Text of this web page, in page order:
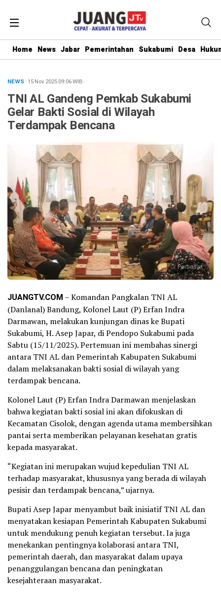
Home News Jabar Pemerintahan Sukabumi Desa
NEWS· 15 Nov 202509:06WIB ·
TNI AL Gandeng Pemkab Sukabumi
Gelar Bakti Sosial di Wilayah
Terdampak Bencana
Perbesar
JUANGTV.COM – Komandan Pangkalan TNI AL
(Danlanal) Bandung, Kolonel Laut (P) Erfan Indra
Darmawan, melakukan kunjungan dinas ke Bupati
Sukabumi, H. Asep Japar, di Pendopo Sukabumi pada
Sabtu (15/11/2025). Pertemuan ini membahas sinergi
antara TNI AL dan Pemerintah Kabupaten Sukabumi
dalam melaksanakan bakti sosial di wilayah yang
terdampak bencana.
Kolonel Laut (P) Erfan Indra Darmawan menjelaskan
bahwa kegiatan bakti sosial ini akan difokuskan di
Kecamatan Cisolok, dengan agenda utama membersihkan
pantai serta memberikan pelayanan kesehatan gratis
kepada masyarakat.
“Kegiatan ini merupakan wujud kepedulian TNI AL
terhadap masyarakat, khususnya yang berada di wilayah
pesisir dan terdampak bencana,” ujarnya.
Bupati Asep Japar menyambut baik inisiatif TNI AL dan
menyatakan kesiapan Pemerintah Kabupaten Sukabumi
untuk mendukung penuh kegiatan tersebut. Ia juga
menekankan pentingnya kolaborasi antara TNI,
pemerintah daerah, dan masyarakat dalam upaya
penanggulangan bencana dan peningkatan
kesejahteraan masyarakat.